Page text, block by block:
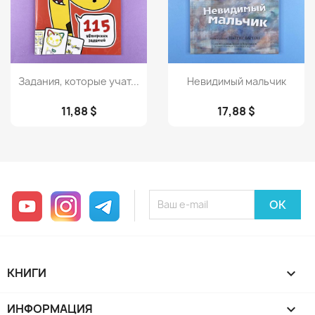
Просмотр
Задания, которые учат...
11,88 $
Просмотр
Невидимый мальчик
17,88 $
YouTube InstagramTelegram
КНИГИ 
ИНФОРМАЦИЯ 